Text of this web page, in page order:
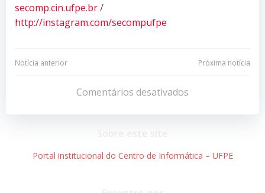
secomp.cin.ufpe.br/
http://instagram.com/secompufpe
Navegação
Post
Notícia anterior
Navegação
de
Post
Próxima notícia
Comentários desativados
Portal institucional do Centro de Informática – UFPE